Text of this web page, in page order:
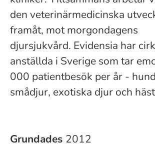
den veterinärmedicinska
framåt, mot morgondagens
djursjukvård. Evidensia har
anställda i Sverige som tar
000 patientbesök per år -
smådjur, exotiska djur och
Grundades 2012